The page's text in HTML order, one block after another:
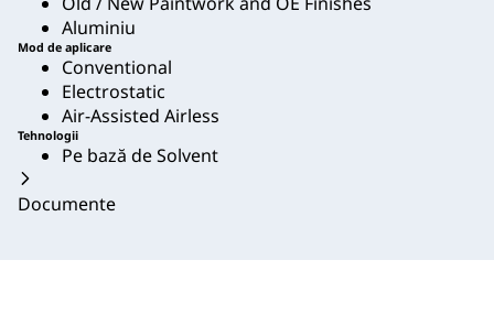
Aluminiu
Mod de aplicare
Conventional
Electrostatic
Air-Assisted Airless
Tehnologii
Pe bază de Solvent
Documente